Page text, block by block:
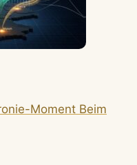
Moment Beim